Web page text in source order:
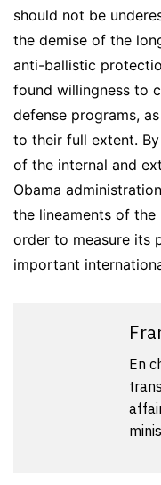
should not be
the demise of the
anti-ballistic
found willingness to
defense programs,
to their full extent.
of the internal and
Obama
the lineaments of
order to measure its
important
En